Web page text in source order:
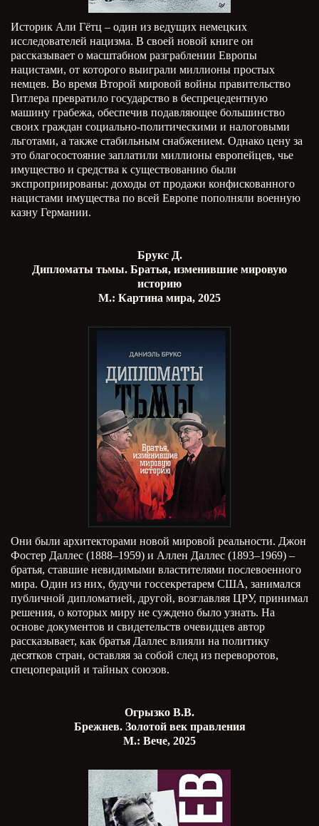
Историк Али Гётц – один из ведущих немецких
исследователей нацизма. В своей новой книге он
рассказывает о масштабном разграблении Европы
нацистами, от которого выиграли миллионы простых
немцев. Во время Второй мировой войны правительство
Гитлера превратило государство в беспрецедентную
машину грабежа, обеспечив подавляющее большинство
своих граждан социально-политическими и налоговыми
льготами, а также стабильным снабжением. Однако цену за
это благосостояние заплатили миллионы европейцев, чье
имущество и средства к существованию были
экспроприированы: доходы от продажи конфискованного
нацистами имущества по всей Европе пополняли военную
казну Германии.
Брукс Д.
Дипломаты тьмы. Братья, изменившие мировую
историю
М.: Картина мира, 2025
Они были архитекторами новой мировой реальности. Джон
Фостер Даллес (1888–1959) и Аллен Даллес (1893–1969) –
братья, ставшие невидимыми властителями послевоенного
мира. Один из них, будучи госсекретарем США, занимался
публичной дипломатией, другой, возглавляя ЦРУ, принимал
решения, о которых миру не суждено было узнать. На
основе документов и свидетельств очевидцев автор
рассказывает, как братья Даллес влияли на политику
десятков стран, оставляя за собой след из переворотов,
спецопераций и тайных союзов.
Огрызко В.В.
Брежнев. Золотой век правления
М.: Вече, 2025